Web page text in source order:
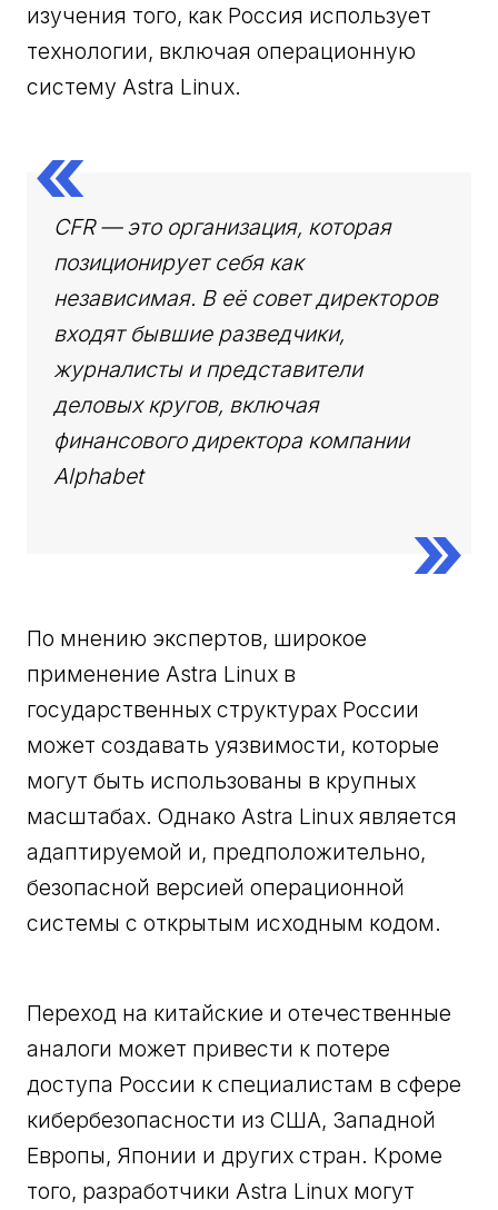
изучения того, как Россия использует
технологии, включая операционную
систему Astra Linux.
CFR — это организация, которая
позиционирует себя как
независимая. В её совет директоров
входят бывшие разведчики,
журналисты и представители
деловых кругов, включая
финансового директора компании
Alphabet
По мнению экспертов, широкое
применение Astra Linux в
государственных структурах России
может создавать уязвимости, которые
могут быть использованы в крупных
масштабах. Однако Astra Linux является
адаптируемой и, предположительно,
безопасной версией операционной
системы с открытым исходным кодом.
Переход на китайские и отечественные
аналоги может привести к потере
доступа России к специалистам в сфере
кибербезопасности из США, Западной
Европы, Японии и других стран. Кроме
того, разработчики Astra Linux могут